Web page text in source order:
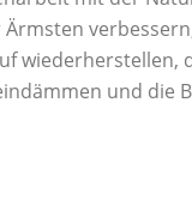
Ärmsten
wiederherstellen,
und die